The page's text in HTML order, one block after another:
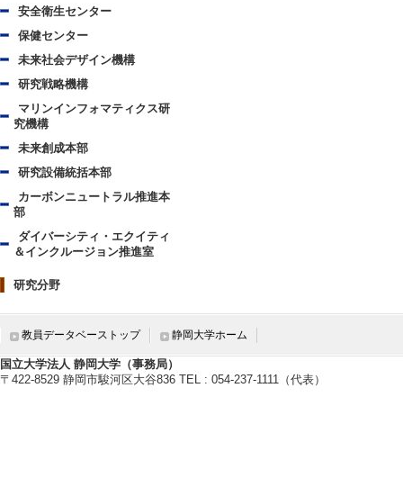
安全衛生センター
保健センター
未来社会デザイン機構
研究戦略機構
マリンインフォマティクス研
究機構
未来創成本部
研究設備統括本部
カーボンニュートラル推進本
部
ダイバーシティ・エクイティ
＆インクルージョン推進室
研究分野
教員データベーストップ 静岡大学ホーム
国立大学法人 静岡大学（事務局）
〒422-8529 静岡市駿河区大谷836 TEL : 054-237-1111（代表）